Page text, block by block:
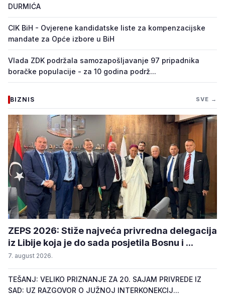
DURMIĆA
CIK BiH - Ovjerene kandidatske liste za kompenzacijske
mandate za Opće izbore u BiH
Vlada ZDK podržala samozapošljavanje 97 pripadnika
boračke populacije - za 10 godina podrž...
BIZNIS SVE →
ZEPS 2026: Stiže najveća privredna delegacija
iz Libije koja je do sada posjetila Bosnu i ...
7. august 2026.
TEŠANJ: VELIKO PRIZNANJE ZA 20. SAJAM PRIVREDE IZ
SAD: UZ RAZGOVOR O JUŽNOJ INTERKONEKCIJ...